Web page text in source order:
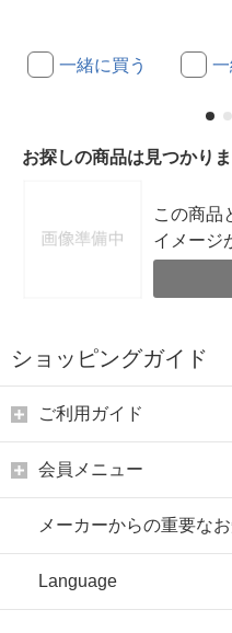
一緒に買う 一
お探しの商品は見つかり
この商品
イメージ
ショッピングガイド
ご利用ガイド
会員メニュー
メーカーからの重要な
Language